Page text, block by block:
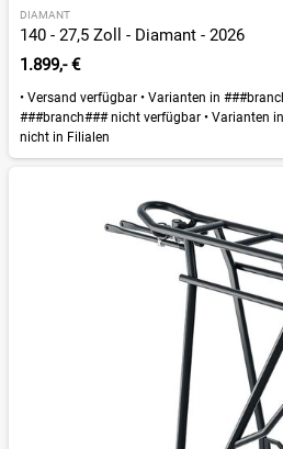
DIAMANT
140 - 27,5 Zoll - Diamant - 2026
1.899,- €
• Versand verfügbar • Varianten in
###branch### nicht verfügbar • Varianten
nicht in Filialen